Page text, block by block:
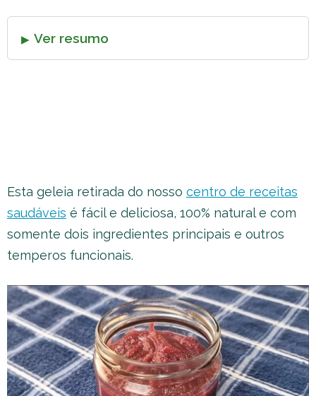
Ver resumo
Esta geleia retirada do nosso centro de receitas
saudáveis é fácil e deliciosa, 100% natural e com
somente dois ingredientes principais e outros
temperos funcionais.